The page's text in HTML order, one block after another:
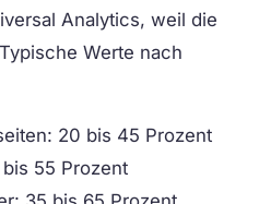
Analytics, weil die
Werte nach
20 bis 45 Prozent
bis 55 Prozent